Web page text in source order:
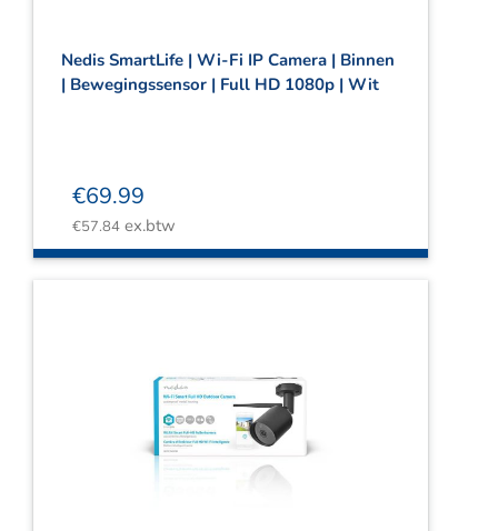
Winkelwagen
Nedis SmartLife | Wi-Fi IP Camera | Binnen
| Bewegingssensor | Full HD 1080p | Wit
€69.99
€57.84 ex.btw